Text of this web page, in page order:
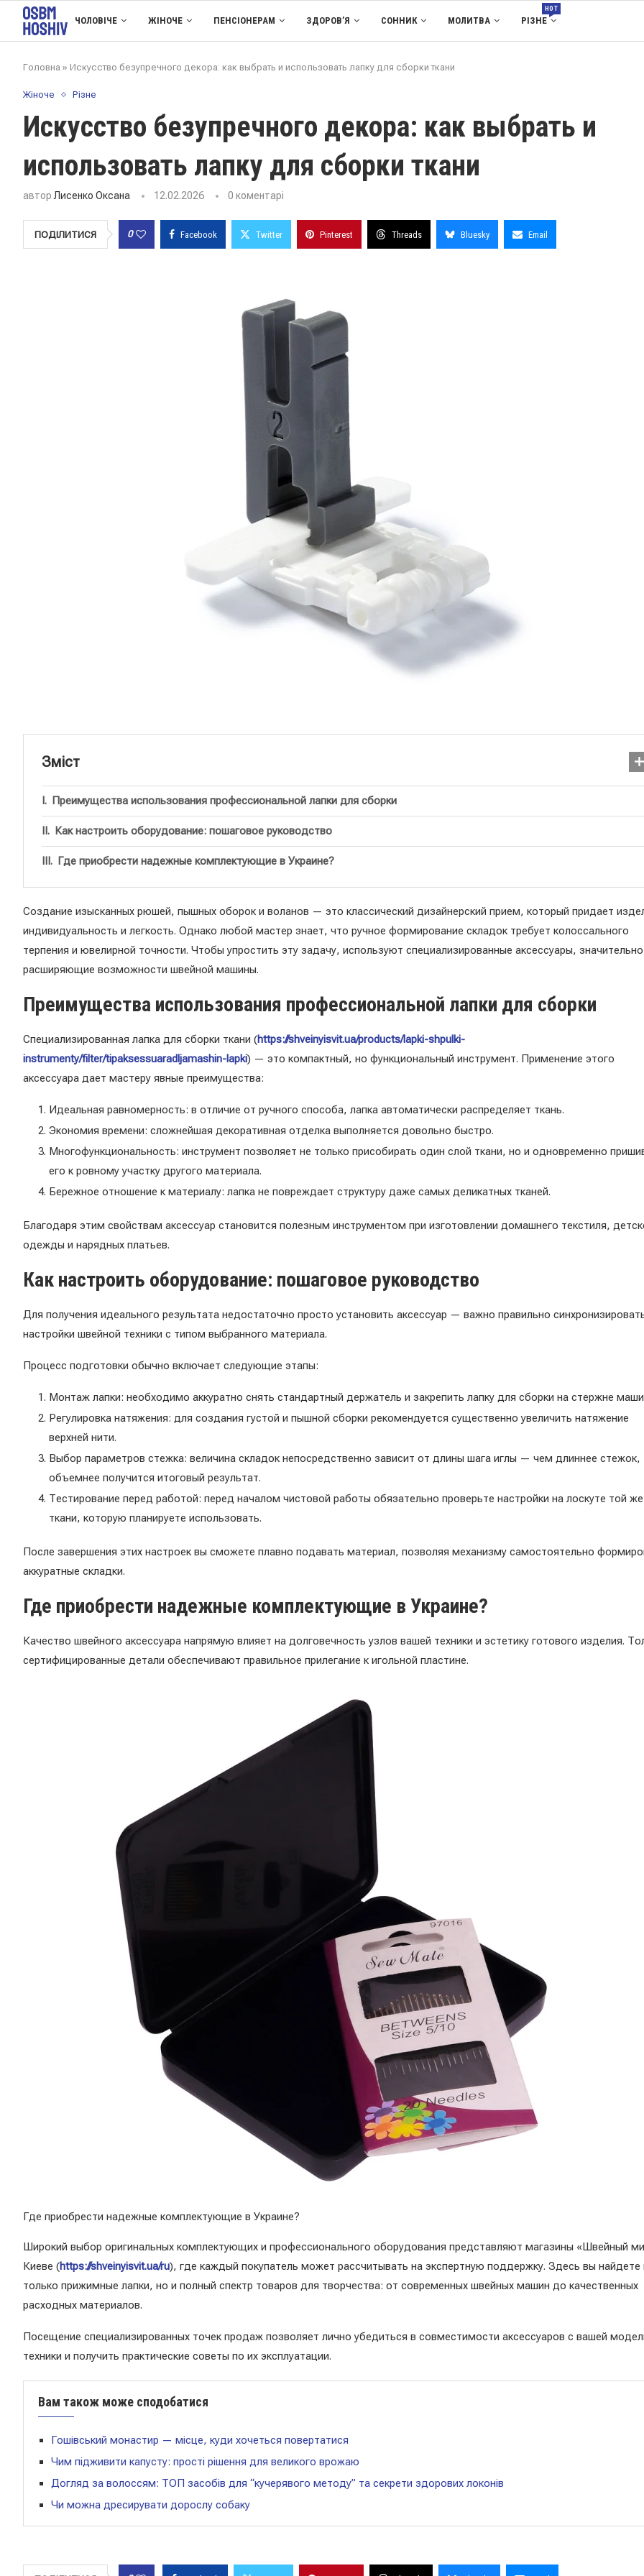
ЧОЛОВІЧЕ ЖІНОЧЕ ПЕНСІОНЕРАМ ЗДОРОВ’Я СОННИК МОЛИТВА РІЗНЕ
HOT
Головна » Искусство безупречного декора: как выбрать и использовать лапку для сборки ткани
Жіноче Різне
Искусство безупречного декора: как выбрать и
использовать лапку для сборки ткани
автор Лисенко Оксана 12.02.2026 0 коментарі
ПОДІЛИТИСЯ 0 Facebook Twitter Pinterest Threads Bluesky Email
Зміст
Преимущества использования профессиональной лапки для сборки
Как настроить оборудование: пошаговое руководство
Где приобрести надежные комплектующие в Украине?
Создание изысканных рюшей, пышных оборок и воланов — это классический дизайнерский прием, который придает
индивидуальность и легкость. Однако любой мастер знает, что ручное формирование складок требует колоссального
терпения и ювелирной точности. Чтобы упростить эту задачу, используют специализированные аксессуары, значительно
расширяющие возможности швейной машины.
Преимущества использования профессиональной лапки для сборки
Специализированная лапка для сборки ткани (https://shveinyisvit.ua/products/lapki-shpulki-
instrumenty/filter/tipaksessuaradljamashin-lapki) — это компактный, но функциональный инструмент. Применение этого
аксессуара дает мастеру явные преимущества:
Идеальная равномерность: в отличие от ручного способа, лапка автоматически распределяет ткань.
Экономия времени: сложнейшая декоративная отделка выполняется довольно быстро.
Многофункциональность: инструмент позволяет не только присобирать один слой ткани, но и одновременно
его к ровному участку другого материала.
Бережное отношение к материалу: лапка не повреждает структуру даже самых деликатных тканей.
Благодаря этим свойствам аксессуар становится полезным инструментом при изготовлении домашнего текстиля,
одежды и нарядных платьев.
Как настроить оборудование: пошаговое руководство
Для получения идеального результата недостаточно просто установить аксессуар — важно правильно
настройки швейной техники с типом выбранного материала.
Процесс подготовки обычно включает следующие этапы:
Монтаж лапки: необходимо аккуратно снять стандартный держатель и закрепить лапку для сборки на стержне
Регулировка натяжения: для создания густой и пышной сборки рекомендуется существенно увеличить натяжение
верхней нити.
Выбор параметров стежка: величина складок непосредственно зависит от длины шага иглы — чем длиннее стежок,
объемнее получится итоговый результат.
Тестирование перед работой: перед началом чистовой работы обязательно проверьте настройки на лоскуте той же
ткани, которую планируете использовать.
После завершения этих настроек вы сможете плавно подавать материал, позволяя механизму самостоятельно
аккуратные складки.
Где приобрести надежные комплектующие в Украине?
Качество швейного аксессуара напрямую влияет на долговечность узлов вашей техники и эстетику готового изделия.
сертифицированные детали обеспечивают правильное прилегание к игольной пластине.
Где приобрести надежные комплектующие в Украине?
Широкий выбор оригинальных комплектующих и профессионального оборудования представляют магазины «Швейный
Киеве (https://shveinyisvit.ua/ru), где каждый покупатель может рассчитывать на экспертную поддержку. Здесь вы найдете
только прижимные лапки, но и полный спектр товаров для творчества: от современных швейных машин до качественных
расходных материалов.
Посещение специализированных точек продаж позволяет лично убедиться в совместимости аксессуаров с вашей
техники и получить практические советы по их эксплуатации.
Вам також може сподобатися
Гошівський монастир — місце, куди хочеться повертатися
Чим підживити капусту: прості рішення для великого врожаю
Догляд за волоссям: ТОП засобів для “кучерявого методу” та секрети здорових локонів
Чи можна дресирувати дорослу собаку
традицій і пам’яті
05.08.2025